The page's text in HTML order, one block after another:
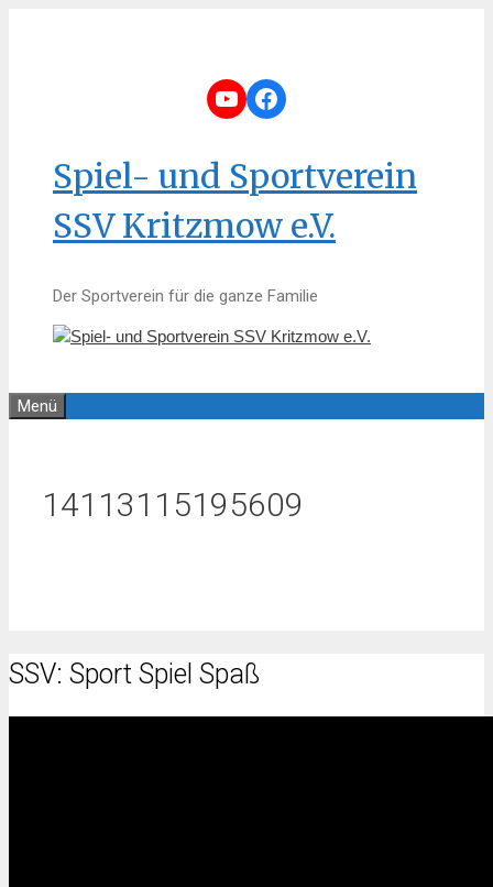
YouTube
Facebook
Spiel- und Sportverein
SSV Kritzmow e.V.
Der Sportverein für die ganze Familie
Menü
14113115195609
SSV: Sport Spiel Spaß